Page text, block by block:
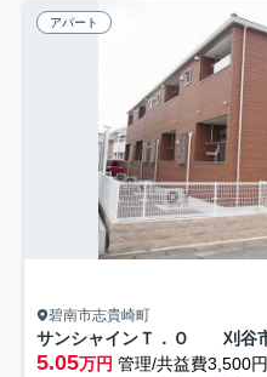
アパート
碧南市志貴崎町
5.05万円 管理/共益費3,500円